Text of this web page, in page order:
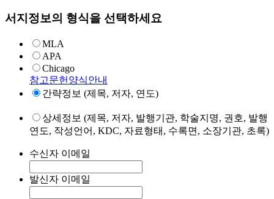
서지정보의 형식을 선택하세요
MLA
APA
Chicago
참고문헌양식안내
간략정보 (제목, 저자, 연도)
상세정보 (제목, 저자, 발행기관, 학술지명, 권호, 발행
연도, 작성언어, KDC, 자료형태, 수록면, 소장기관, 초록)
수신자 이메일
발신자 이메일